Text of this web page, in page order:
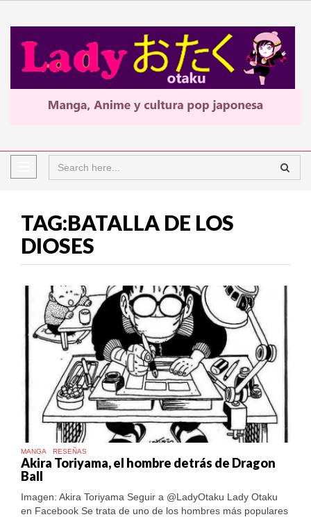
TAG:BATALLA DE LOS
DIOSES
MANGA RESEÑAS
Akira Toriyama, el hombre detrás de Dragon
Ball
Imagen: Akira Toriyama Seguir a @LadyOtaku Lady Otaku
en Facebook Se trata de uno de los hombres más populares